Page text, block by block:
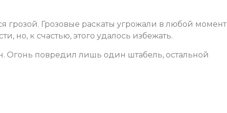
Грозовые раскаты угрожали в любой момент
но, к счастью, этого удалось избежать.
Огонь повредил лишь один штабель, остальной